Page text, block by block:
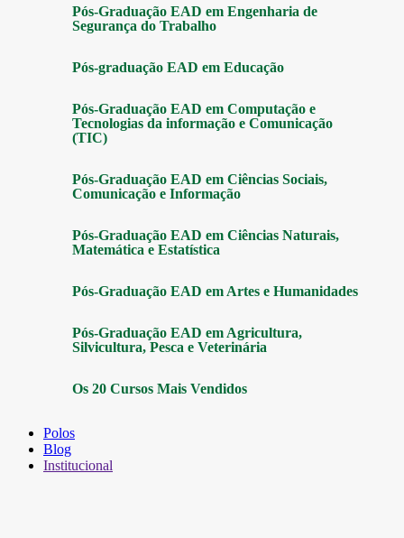
Pós-Graduação EAD em Engenharia de
Segurança do Trabalho
Pós-graduação EAD em Educação
Pós-Graduação EAD em Computação e
Tecnologias da informação e Comunicação
(TIC)
Pós-Graduação EAD em Ciências Sociais,
Comunicação e Informação
Pós-Graduação EAD em Ciências Naturais,
Matemática e Estatística
Pós-Graduação EAD em Artes e Humanidades
Pós-Graduação EAD em Agricultura,
Silvicultura, Pesca e Veterinária
Os 20 Cursos Mais Vendidos
Polos
Blog
Institucional